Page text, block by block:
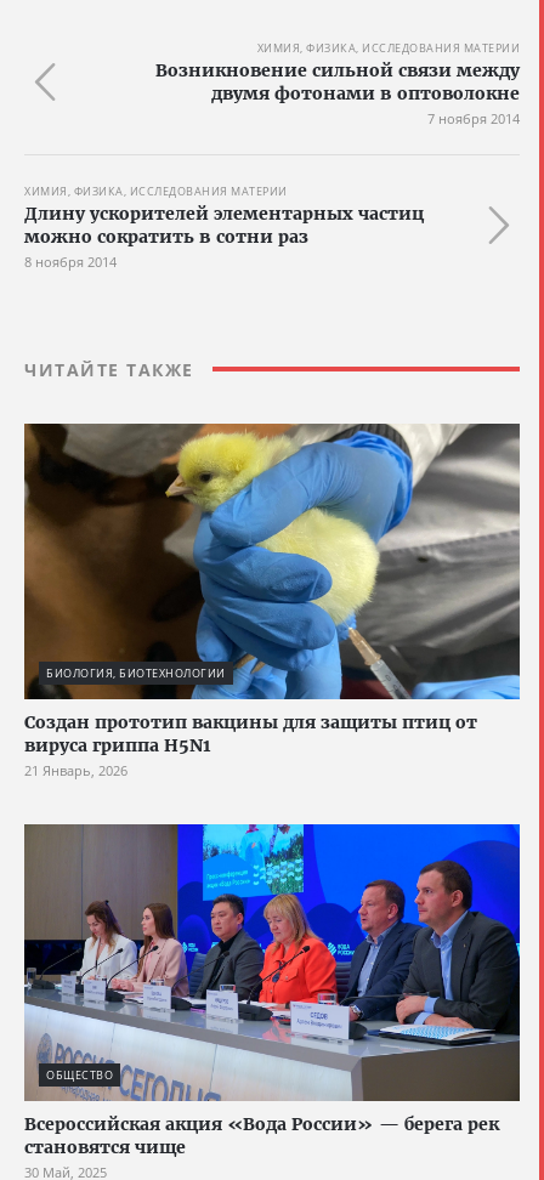
ХИМИЯ, ФИЗИКА, ИССЛЕДОВАНИЯ МАТЕРИИ
Возникновение сильной связи между
двумя фотонами в оптоволокне
7 ноября 2014
ХИМИЯ, ФИЗИКА, ИССЛЕДОВАНИЯ МАТЕРИИ
Длину ускорителей элементарных частиц
можно сократить в сотни раз
8 ноября 2014
ЧИТАЙТЕ ТАКЖЕ
БИОЛОГИЯ, БИОТЕХНОЛОГИИ
Создан прототип вакцины для защиты птиц от
вируса гриппа H5N1
21 Январь, 2026
ОБЩЕСТВО
Всероссийская акция «Вода России» — берега рек
становятся чище
30 Май, 2025